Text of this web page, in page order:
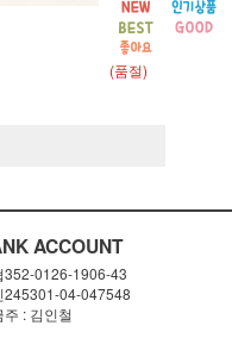
(품절)
ACCOUNT
352-0126-1906-43
245301-04-047548
주 : 김인철